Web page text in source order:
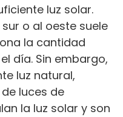
luz solar.
o al oeste suele
la cantidad
día. Sin embargo,
luz natural,
luces de
la luz solar y son